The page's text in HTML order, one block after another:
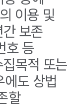
이용 및
보존
호 등
목적 또는
도 상법
할